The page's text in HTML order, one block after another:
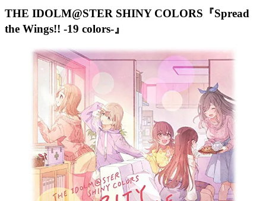
THE IDOLM@STER SHINY COLORS『Spread
the Wings!! -19 colors-』